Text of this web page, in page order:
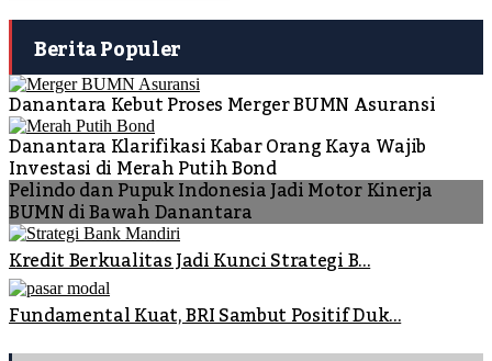
Berita Populer
Danantara Kebut Proses Merger BUMN Asuransi
Danantara Klarifikasi Kabar Orang Kaya Wajib
Investasi di Merah Putih Bond
Pelindo dan Pupuk Indonesia Jadi Motor Kinerja
BUMN di Bawah Danantara
Kredit Berkualitas Jadi Kunci Strategi B...
Fundamental Kuat, BRI Sambut Positif Duk...